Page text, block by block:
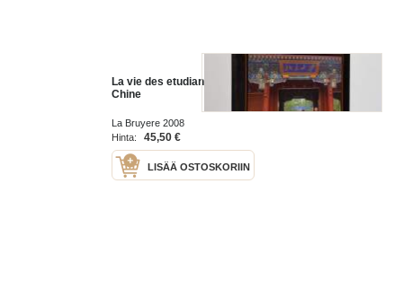
La vie des etudiants africains en
Chine
La Bruyere 2008
Hinta:
45,50 €
LISÄÄ OSTOSKORIIN